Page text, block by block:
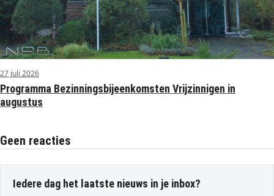
27 juli 2026
Programma Bezinningsbijeenkomsten Vrijzinnigen in
augustus
Geen reacties
Iedere dag het laatste nieuws in je inbox?